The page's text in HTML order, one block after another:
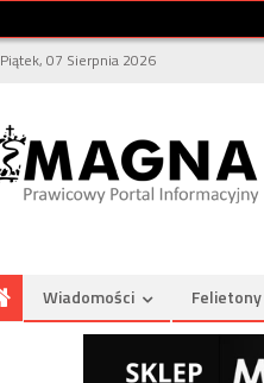
Piątek, 07 Sierpnia 2026
Wiadomości Felietony